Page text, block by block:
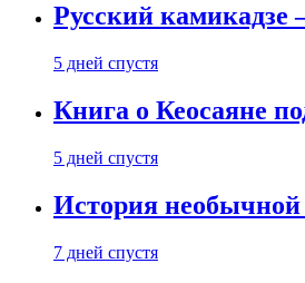
Русский камикадзе
5 дней спустя
Книга о Кеосаяне
5 дней спустя
История необычной
7 дней спустя